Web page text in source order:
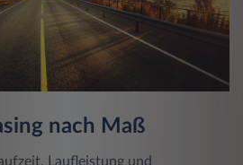
nach Maß
Laufleistung und